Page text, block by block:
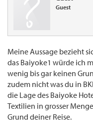
Guest
Meine Aussage bezieht
das Baiyoke1 würde ich
wenig bis gar keinen
zudem nicht was du in
die Lage des Baiyoke
Textilien in grosser
Grund deiner Reise.